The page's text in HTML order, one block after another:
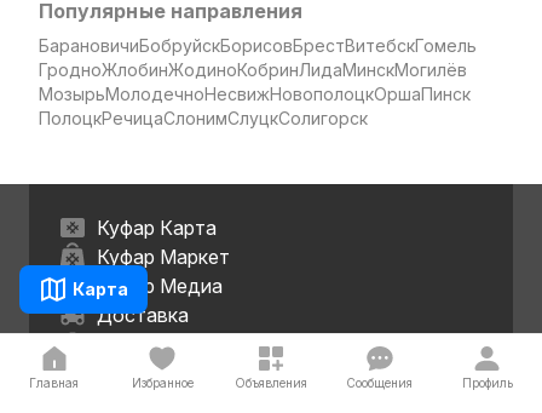
Карта
Популярные направления
БарановичиБобруйскБорисовБрестВитебскГомель
ГродноЖлобинЖодиноКобринЛидаМинскМогилёв
МозырьМолодечноНесвижНовополоцкОршаПинск
ПолоцкРечицаСлонимСлуцкСолигорск
Главная Избранное Объявления Сообщения Профиль
Куфар Карта
Куфар Маркет
Куфар Медиа
Доставка
Рассрочка
Услуги продвижения